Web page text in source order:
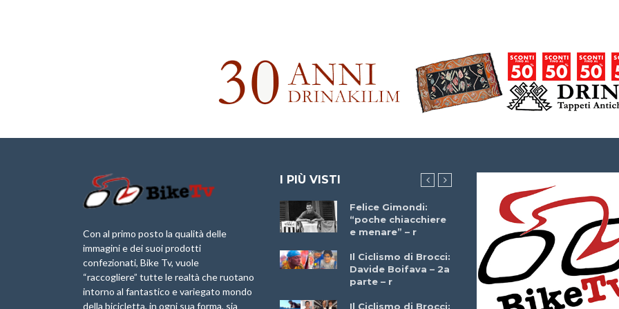
Con al primo posto la qualità delle
immagini e dei suoi prodotti
confezionati, Bike Tv, vuole
“raccogliere” tutte le realtà che ruotano
intorno al fantastico e variegato mondo
della bicicletta, in ogni sua forma, sia
I PIÙ VISTI
Briko Torino – 11
Maggio 2025 – r
Marathon 2025”
Borghi&Castelli” –
Anteprima
1a Edizione
Felice Gimondi:
“poche chiacchiere
e menare” – r
Il Ciclismo di Brocci:
Davide Boifava – 2a
parte – r
Il Ciclismo di Brocci:
Brocci Incontra
Giuseppe Martinelli
– r
Che cos’è il
triathlon? Con
Simone Diamantini